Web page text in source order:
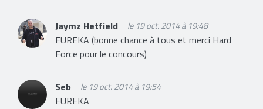
Jaymz Hetfield le 19 oct. 2014 à 19:48
EUREKA (bonne chance à tous et merci Hard
Force pour le concours)
Seb le 19 oct. 2014 à 19:54
EUREKA